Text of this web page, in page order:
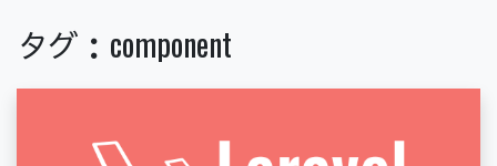
タグ ： component